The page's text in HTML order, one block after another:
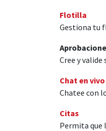
Flotilla
Gestiona tu
Cree y
Chat en vivo
Chatee con
Citas
Permita que